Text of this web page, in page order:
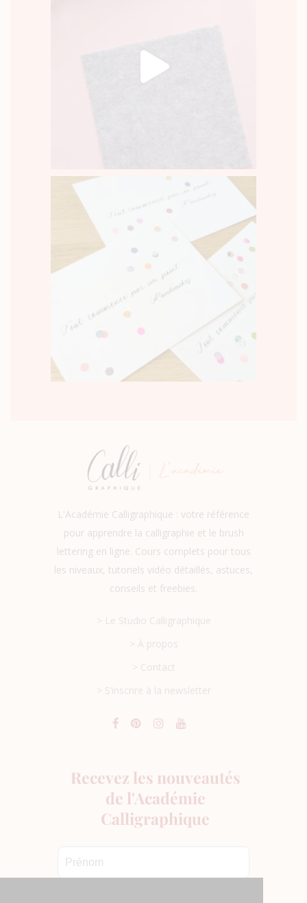
L'Académie Calligraphique : votre référence
pour apprendre la calligraphie et le brush
lettering en ligne. Cours complets pour tous
les niveaux, tutoriels vidéo détaillés, astuces,
conseils et freebies.
> Le Studio Calligraphique
> À propos
> Contact
> S’inscrire à la newsletter